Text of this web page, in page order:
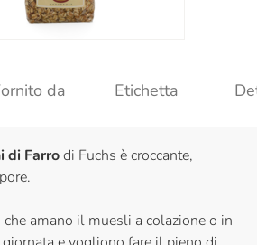
da Etichetta
di Farrodi Fuchs è croccante,
amano il muesli a colazione o in